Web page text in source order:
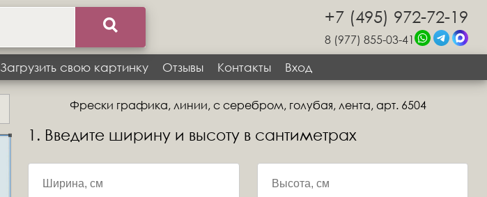
+7 (495) 972-72-19
8 (977) 855-03-41
Загрузить свою картинку Отзывы Контакты Вход
Фрески графика, линии, с серебром, голубая, лента, арт. 6504
1. Введите ширину и высоту в сантиметрах